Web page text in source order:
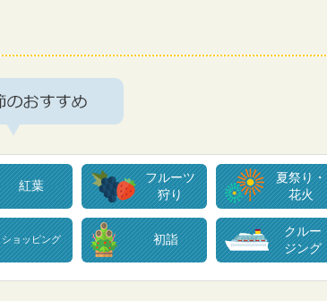
紅葉
フルーツ
狩り
夏祭り・
花火
ショッピング 初詣
クルー
ジング